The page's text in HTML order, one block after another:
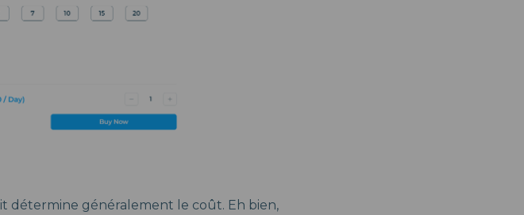
détermine généralement le coût. Eh bien,